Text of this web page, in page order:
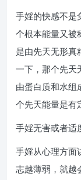
手婬的快感不是
个根本能量又被
是由先天无形真
一下，那个先天
由蛋白质和水组
个先天能量是有
手婬无害或者适
手婬从心理方面
志越薄弱，就越